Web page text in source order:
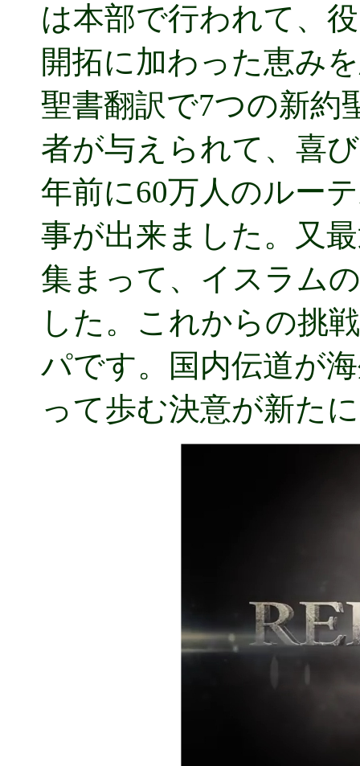
は本部で行われて、
開拓に加わった恵み
聖書翻訳で7つの新約
者が与えられて、喜
年前に60万人のルー
事が出来ました。又
集まって、イスラム
した。これからの挑
パです。国内伝道が
って歩む決意が新た